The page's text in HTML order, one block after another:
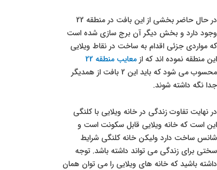
در حال حاضر بخشی از این بافت در منطقه 22
وجود دارد و بخش دیگر آن برج سازی شده است
که مواردی جزئی اقدام به ساخت در نقاط ویلایی
این منطقه نموده اند که از معایب منطقه 22
محسوب می شود که باید این 2 بافت از همدیگر
جدا نگه داشته شوند.
در نهایت تفاوت زندگی در خانه ویلایی با کلنگی
این است که خانه ویلایی قابل سکونت است و
شانس ساخت دارد ولیکن خانه کلنگی شرایط
سختی برای زندگی می تواند داشته باشد. توجه
داشته باشید که خانه های ویلایی را می توان همان